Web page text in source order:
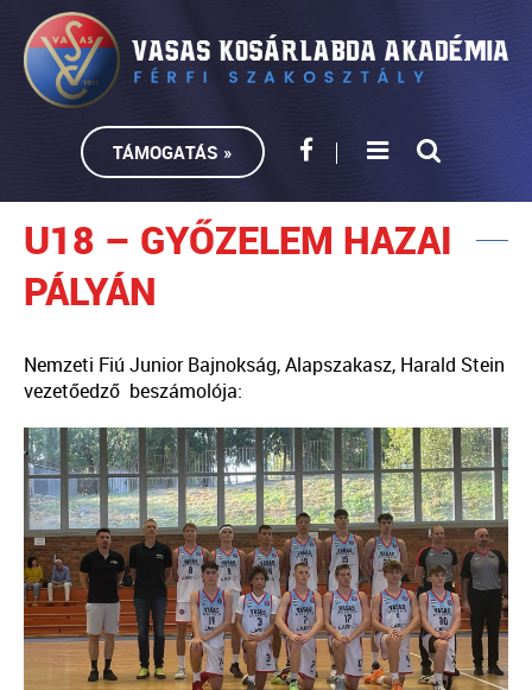
TÁMOGATÁS »
U18 – GYŐZELEM HAZAI
PÁLYÁN
Nemzeti Fiú Junior Bajnokság, Alapszakasz, Harald Stein
vezetőedző beszámolója: